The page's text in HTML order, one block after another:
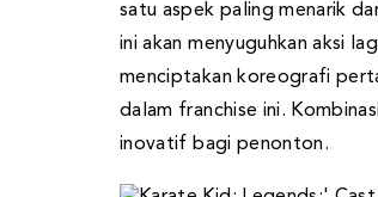
satu aspek paling menarik
ini akan menyuguhkan aksi
menciptakan koreografi
dalam franchise ini.
inovatif bagi penonton.